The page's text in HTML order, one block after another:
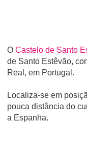
O Castelo de Santo
de Santo Estêvão,
Real, em Portugal.
Localiza-se em
pouca distância do
a Espanha.